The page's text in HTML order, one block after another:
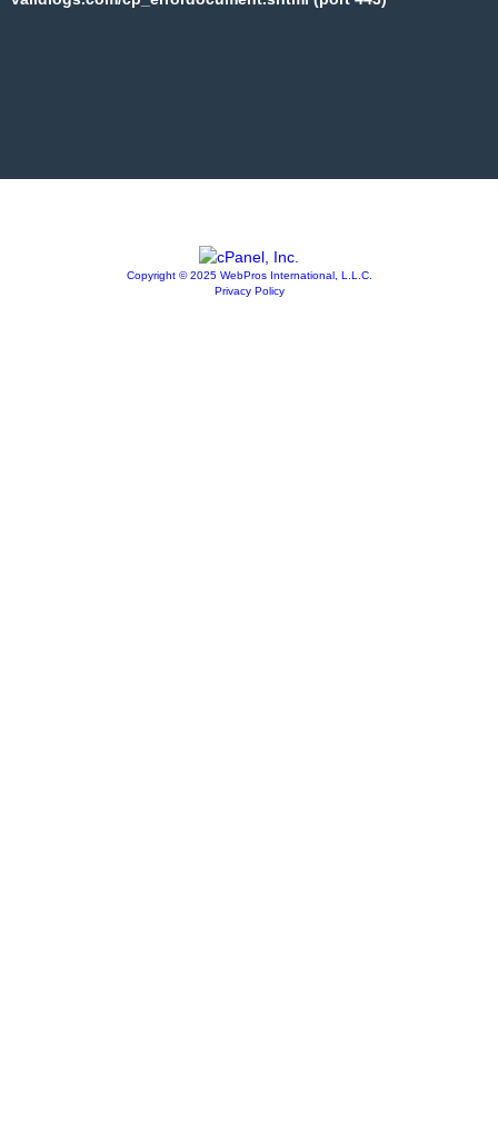
Copyright © 2025 WebPros International, L.L.C.
Privacy Policy